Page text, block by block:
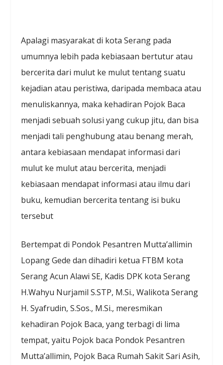
Apalagi masyarakat di kota Serang pada
umumnya lebih pada kebiasaan bertutur atau
bercerita dari mulut ke mulut tentang suatu
kejadian atau peristiwa, daripada membaca atau
menuliskannya, maka kehadiran Pojok Baca
menjadi sebuah solusi yang cukup jitu, dan bisa
menjadi tali penghubung atau benang merah,
antara kebiasaan mendapat informasi dari
mulut ke mulut atau bercerita, menjadi
kebiasaan mendapat informasi atau ilmu dari
buku, kemudian bercerita tentang isi buku
tersebut
Bertempat di Pondok Pesantren Mutta’allimin
Lopang Gede dan dihadiri ketua FTBM kota
Serang Acun Alawi SE, Kadis DPK kota Serang
H.Wahyu Nurjamil S.STP, M.Si., Walikota Serang
H. Syafrudin, S.Sos., M.Si., meresmikan
kehadiran Pojok Baca, yang terbagi di lima
tempat, yaitu Pojok baca Pondok Pesantren
Mutta’allimin, Pojok Baca Rumah Sakit Sari Asih,